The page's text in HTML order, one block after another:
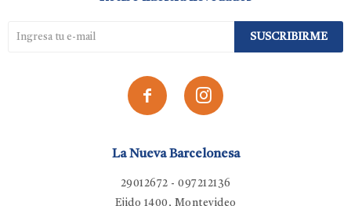
La Nueva Barcelonesa
29012672 - 097212136
Ejido 1400, Montevideo
SUSCRIBIRME
 